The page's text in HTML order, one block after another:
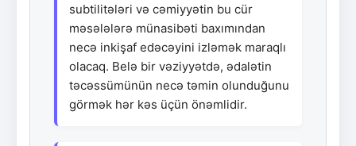
subtilitələri və cəmiyyətin bu cür
məsələlərə münasibəti baxımından
necə inkişaf edəcəyini izləmək maraqlı
olacaq. Belə bir vəziyyətdə, ədalətin
təcəssümünün necə təmin olunduğunu
görmək hər kəs üçün önəmlidir.